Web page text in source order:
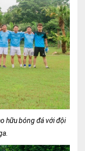
hữu bóng đá với đội